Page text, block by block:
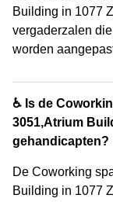
Building in 1077
vergaderzalen
worden
♿ Is de
3051,Atrium
gehandicapten?
De Coworking
Building in 1077